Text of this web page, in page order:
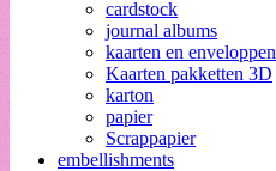
cardstock
journal albums
kaarten en enveloppen
Kaarten pakketten 3D
karton
papier
Scrappapier
embellishments